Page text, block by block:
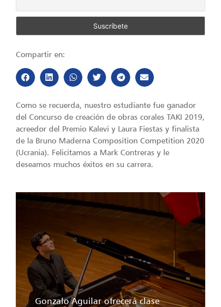
Compartir en:
Como se recuerda, nuestro estudiante fue ganador
del Concurso de creación de obras corales TAKI 2019,
acreedor del Premio Kalevi y Laura Fiestas y finalista
de la Bruno Maderna Composition Competition 2020
(Ucrania). Felicitamos a Mark Contreras y le
deseamos muchos éxitos en su carrera.
Gonzalo Aguilar ofrecerá clase